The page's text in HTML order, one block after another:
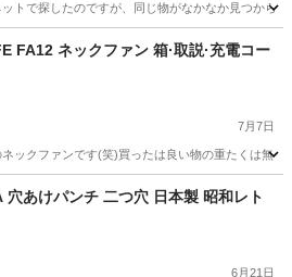
トで探したのですが、同じ物がなかなか見つから
キッズ用品 シナぷしゅ
FA12 ネックファン 箱·取説·充電コー
7月7日
ックファンです(笑)買ったは良い物の重たくは無
季節、空調家電 コード
穴あけパンチ 二つ穴 日本製 昭和レト
6月21日